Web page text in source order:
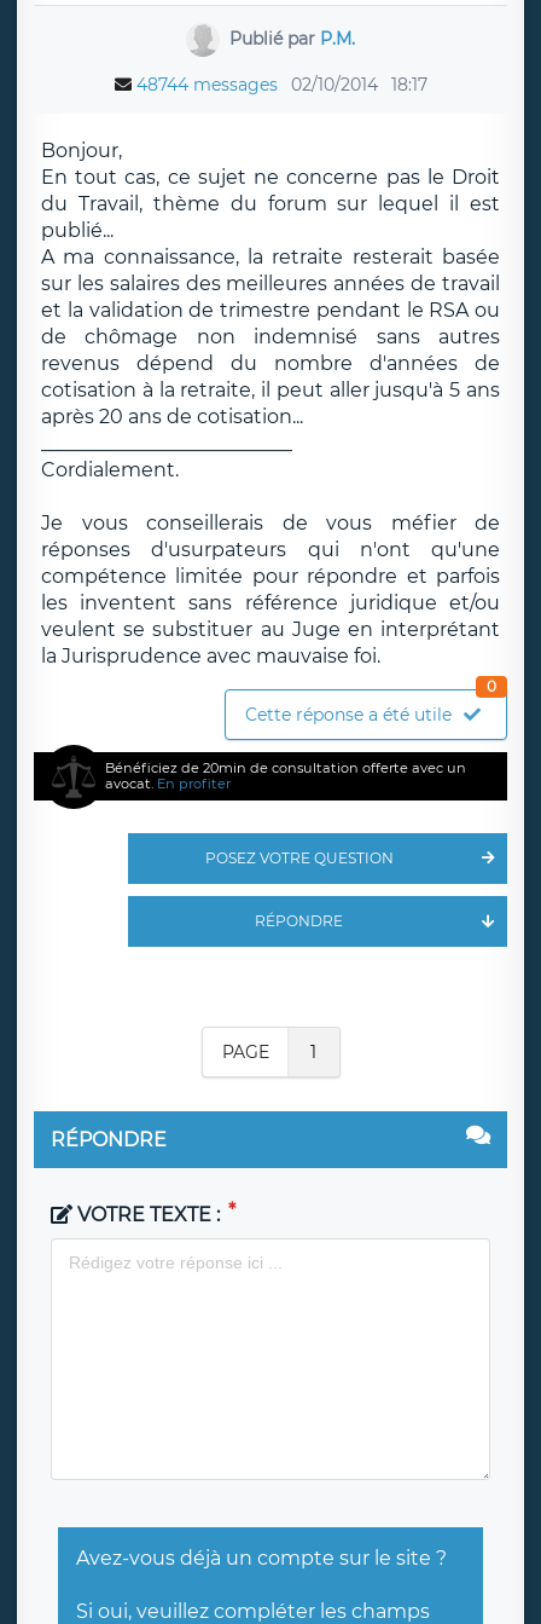
Publié par P.M.
48744 messages 02/10/2014 18:17
Bonjour,
En tout cas, ce sujet ne concerne pas le Droit
du Travail, thème du forum sur lequel il est
publié...
A ma connaissance, la retraite resterait basée
sur les salaires des meilleures années de travail
et la validation de trimestre pendant le RSA ou
de chômage non indemnisé sans autres
revenus dépend du nombre d'années de
cotisation à la retraite, il peut aller jusqu'à 5 ans
après 20 ans de cotisation...
Cordialement.
Je vous conseillerais de vous méfier de
réponses d'usurpateurs qui n'ont qu'une
compétence limitée pour répondre et parfois
les inventent sans référence juridique et/ou
veulent se substituer au Juge en interprétant
la Jurisprudence avec mauvaise foi.
Cette réponse a été utile
0
Bénéficiez de 20min de consultation offerte avec un
avocat. En profiter
POSEZ VOTRE QUESTION
RÉPONDRE
PAGE 1
RÉPONDRE
VOTRE TEXTE :
Avez-vous déjà un compte sur le site ?
Si oui, veuillez compléter les champs